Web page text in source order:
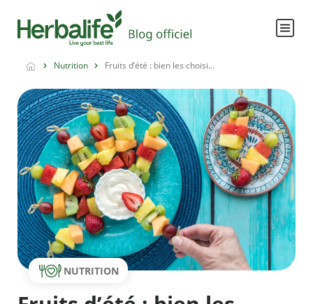
Nutrition Fruits d’été : bien les choisi...
NUTRITION